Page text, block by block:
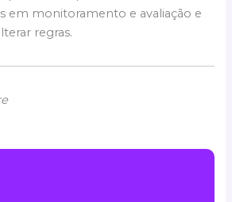
em monitoramento e avaliação e
regras.